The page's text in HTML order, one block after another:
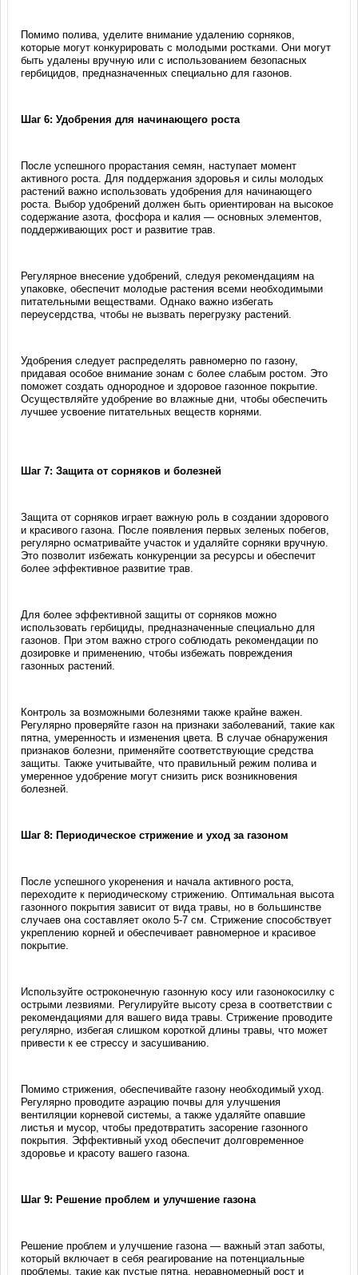
Помимо полива, уделите внимание удалению сорняков,
которые могут конкурировать с молодыми ростками. Они могут
быть удалены вручную или с использованием безопасных
гербицидов, предназначенных специально для газонов.
Шаг 6: Удобрения для начинающего роста
После успешного прорастания семян, наступает момент
активного роста. Для поддержания здоровья и силы молодых
растений важно использовать удобрения для начинающего
роста. Выбор удобрений должен быть ориентирован на высокое
содержание азота, фосфора и калия — основных элементов,
поддерживающих рост и развитие трав.
Регулярное внесение удобрений, следуя рекомендациям на
упаковке, обеспечит молодые растения всеми необходимыми
питательными веществами. Однако важно избегать
переусердства, чтобы не вызвать перегрузку растений.
Удобрения следует распределять равномерно по газону,
придавая особое внимание зонам с более слабым ростом. Это
поможет создать однородное и здоровое газонное покрытие.
Осуществляйте удобрение во влажные дни, чтобы обеспечить
лучшее усвоение питательных веществ корнями.
Шаг 7: Защита от сорняков и болезней
Защита от сорняков играет важную роль в создании здорового
и красивого газона. После появления первых зеленых побегов,
регулярно осматривайте участок и удаляйте сорняки вручную.
Это позволит избежать конкуренции за ресурсы и обеспечит
более эффективное развитие трав.
Для более эффективной защиты от сорняков можно
использовать гербициды, предназначенные специально для
газонов. При этом важно строго соблюдать рекомендации по
дозировке и применению, чтобы избежать повреждения
газонных растений.
Контроль за возможными болезнями также крайне важен.
Регулярно проверяйте газон на признаки заболеваний, такие как
пятна, умеренность и изменения цвета. В случае обнаружения
признаков болезни, применяйте соответствующие средства
защиты. Также учитывайте, что правильный режим полива и
умеренное удобрение могут снизить риск возникновения
болезней.
Шаг 8: Периодическое стрижение и уход за газоном
После успешного укоренения и начала активного роста,
переходите к периодическому стрижению. Оптимальная высота
газонного покрытия зависит от вида травы, но в большинстве
случаев она составляет около 5-7 см. Стрижение способствует
укреплению корней и обеспечивает равномерное и красивое
покрытие.
Используйте остроконечную газонную косу или газонокосилку с
острыми лезвиями. Регулируйте высоту среза в соответствии с
рекомендациями для вашего вида травы. Стрижение проводите
регулярно, избегая слишком короткой длины травы, что может
привести к ее стрессу и засушиванию.
Помимо стрижения, обеспечивайте газону необходимый уход.
Регулярно проводите аэрацию почвы для улучшения
вентиляции корневой системы, а также удаляйте опавшие
листья и мусор, чтобы предотвратить засорение газонного
покрытия. Эффективный уход обеспечит долговременное
здоровье и красоту вашего газона.
Шаг 9: Решение проблем и улучшение газона
Решение проблем и улучшение газона — важный этап заботы,
который включает в себя реагирование на потенциальные
проблемы, такие как пустые пятна, неравномерный рост и